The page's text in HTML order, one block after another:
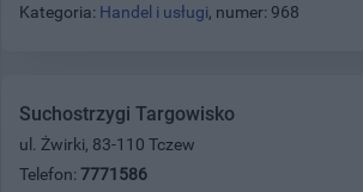
Kategoria: Handel i usługi, numer: 968
Suchostrzygi Targowisko
ul. Żwirki, 83-110 Tczew
Telefon: 7771586